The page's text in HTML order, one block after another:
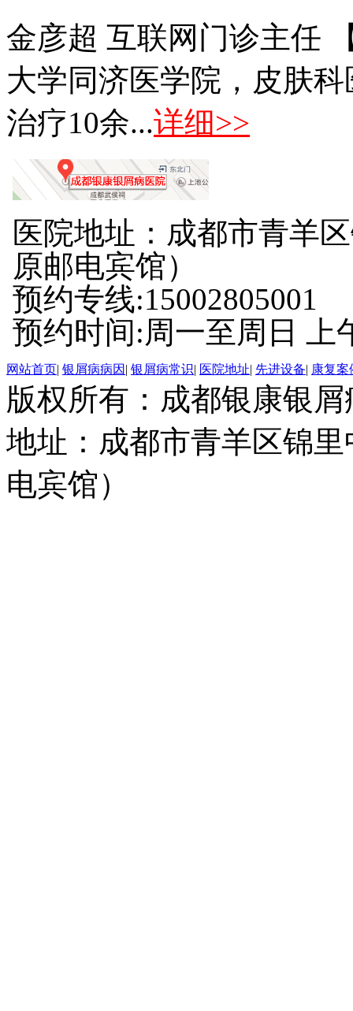
金彦超 互联网门诊主任
大学同济医学院，皮肤
治疗10余...详细>>
医院地址：成都市青羊
原邮电宾馆）
预约专线:15002805001
预约时间:周一至周日 上
网站首页| 银屑病病因 | 银屑病常识| 医院地址| 先进设备| 康复案
版权所有：成都银康银
地址：成都市青羊区锦
电宾馆）